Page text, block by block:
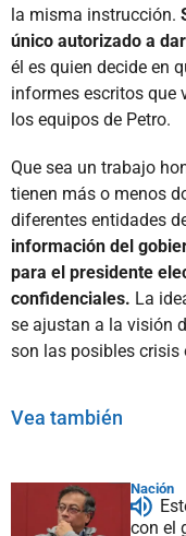
la misma instrucción.
único autorizado a
él es quien decide en
informes escritos que
los equipos de Petro.
Que sea un trabajo
tienen más o menos
diferentes entidades
información del
para el presidente
confidenciales. La
se ajustan a la visión
son las posibles crisis
Vea también
Nación
con el